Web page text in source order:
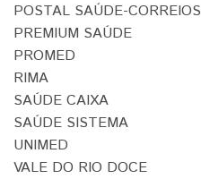
POSTAL SAÚDE-CORREIOS
PREMIUM SAÚDE
PROMED
RIMA
SAÚDE CAIXA
SAÚDE SISTEMA
UNIMED
VALE DO RIO DOCE